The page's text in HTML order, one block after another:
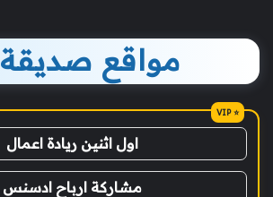
مواقع صديقة
اول اثنين ريادة اعمال
مشاركة ارباح ادسنس